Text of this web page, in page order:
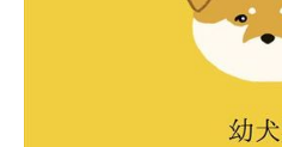
ITエンジニア向け専門サイト
企業向けIT製品の総合サイト
IT製品の技術・比較・事例